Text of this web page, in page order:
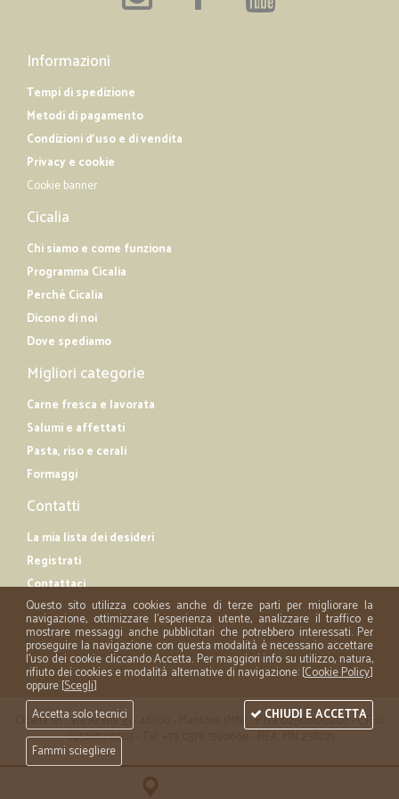
Informazioni
Tempi di spedizione
Metodi di pagamento
Condizioni d'uso e di vendita
Privacy e cookie
Cookie banner
Cicalia
Chi siamo e come funziona
Programma Cicalia
Perché Cicalia
Dicono di noi
Dove spediamo
Migliori categorie
Carne fresca e lavorata
Salumi e affettati
Pasta, riso e cerali
Formaggi
Contatti
La mia lista dei desideri
Registrati
Contattaci
Cicalia srl - via Acerbi 35 - 46100 - Mantova (MN) - P.iva 02508120207 - C.Fisc
02508120207 - Tel. +39 0376 1590669 - REA: MN 258721
Questo sito utilizza cookies anche di terze parti per migliorare la
navigazione, ottimizzare l'esperienza utente, analizzare il traffico e
mostrare messaggi anche pubblicitari che potrebbero interessati. Per
proseguire la navigazione con questa modalità è necessario accettare
l'uso dei cookie cliccando Accetta. Per maggiori info su utilizzo, natura,
rifiuto dei cookies e modalità alternative di navigazione: [Cookie Policy]
oppure [Scegli]
Accetta solo tecnici
Fammi sciegliere
CHIUDI E ACCETTA